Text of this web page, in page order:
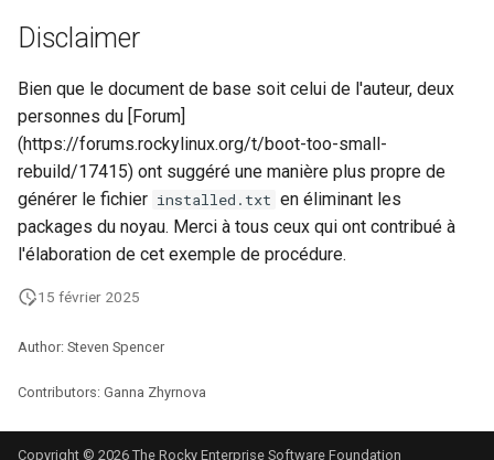
Disclaimer
Bien que le document de base soit celui de l'auteur, deux
personnes du [Forum]
(https://forums.rockylinux.org/t/boot-too-small-
rebuild/17415) ont suggéré une manière plus propre de
générer le fichier installed.txt en éliminant les
packages du noyau. Merci à tous ceux qui ont contribué à
l'élaboration de cet exemple de procédure.
15 février 2025
Author: Steven Spencer
Contributors: Ganna Zhyrnova
Copyright © 2026 The Rocky Enterprise Software Foundation